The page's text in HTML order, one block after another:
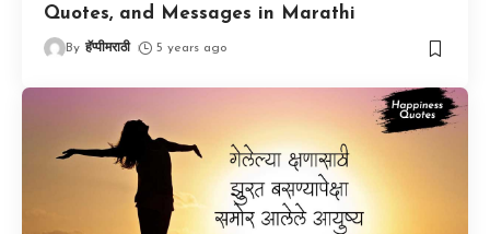
Quotes, and Messages in Marathi
By हॅप्पीमराठी 5 years ago